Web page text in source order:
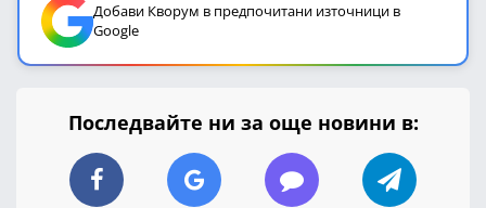
Добави Кворум в предпочитани източници в
Google
Последвайте ни за още новини в: